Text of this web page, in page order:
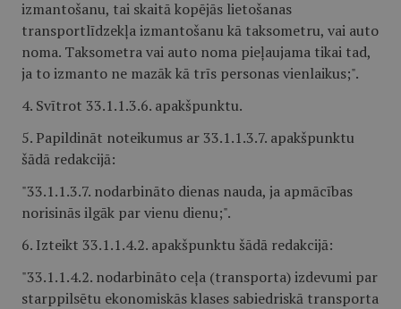
izmantošanu, tai skaitā kopējās lietošanas
transportlīdzekļa izmantošanu kā taksometru, vai auto
noma. Taksometra vai auto noma pieļaujama tikai tad,
ja to izmanto ne mazāk kā trīs personas vienlaikus;".
4. Svītrot 33.1.1.3.6. apakšpunktu.
5. Papildināt noteikumus ar 33.1.1.3.7. apakšpunktu
šādā redakcijā:
"33.1.1.3.7. nodarbināto dienas nauda, ja apmācības
norisinās ilgāk par vienu dienu;".
6. Izteikt 33.1.1.4.2. apakšpunktu šādā redakcijā:
"33.1.1.4.2. nodarbināto ceļa (transporta) izdevumi par
starppilsētu ekonomiskās klases sabiedriskā transporta